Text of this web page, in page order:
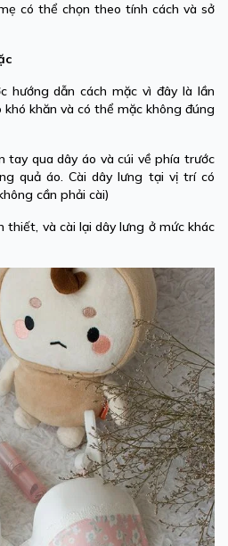
có thể chọn theo tính cách và sở
hướng dẫn cách mặc vì đây là lần
khăn và có thể mặc không đúng
tay qua dây áo và cúi về phía trước
quả áo. Cài dây lưng tại vị trí có
cần phải cài)
thiết, và cài lại dây lưng ở mức khác